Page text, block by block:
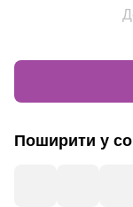
Поширити у